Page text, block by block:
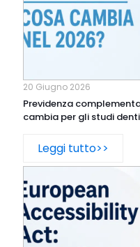
20 Giugno 2026
Previdenza
cambia per gli studi
Leggi tutto>>